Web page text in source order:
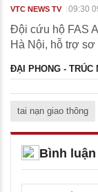
VTC NEWS TV 09:30
Đội cứu hộ FAS
Hà Nội, hỗ trợ
ĐẠI PHONG - TRÚC
tai nạn giao thông
Bình luận